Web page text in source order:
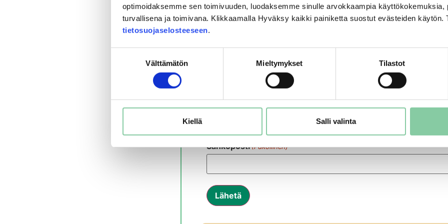
optimoidaksemme sen toimivuuden, luodaksemme sinulle arvokkaampia
turvallisena ja toimivana. Klikkaamalla Hyväksy kaikki painiketta suostut evästeiden käytön.
tietosuojaselosteeseen.
Välttämätön Mieltymykset Tilastot
Kiellä Salli valinta
Etunimi (Pakollinen)
Asuinpaikkakunta (Pakollinen)
Syntymäpäivä (Pakollinen)
Sähköposti (Pakollinen)